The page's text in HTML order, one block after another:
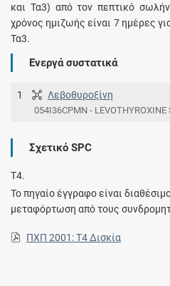
και Τα3) από τον πεπτικό
χρόνος ημιζωής είναι 7 ημέρες
Τα3.
Ενεργά συστατικά
1 Λεβοθυροξίνη
054I36CPMN - LEVOTHYROXINE
Σχετικό SPC
T4.
Το πηγαίο έγγραφο είναι
μεταφόρτωση από τους
ΠΧΠ 2001: T4 Δισκία